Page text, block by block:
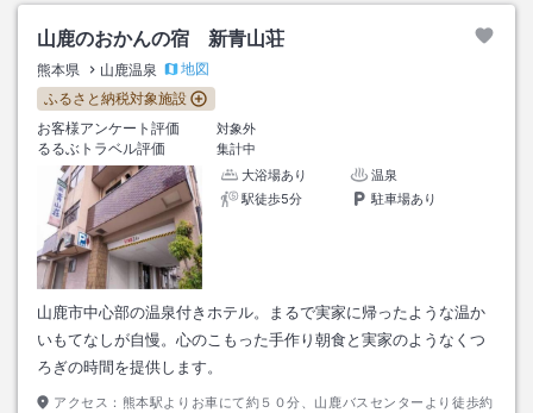
山鹿のおかんの宿 新青山荘
熊本県 山鹿温泉
地図
ふるさと納税対象施設
お客様アンケート評価
対象外
るるぶトラベル評価
集計中
大浴場あり
温泉
駅徒歩5分
駐車場あり
山鹿市中心部の温泉付きホテル。まるで実家に帰ったような温か
いもてなしが自慢。心のこもった手作り朝食と実家のようなくつ
ろぎの時間を提供します。
アクセス： 熊本駅よりお車にて約５０分、山鹿バスセンターより徒歩約